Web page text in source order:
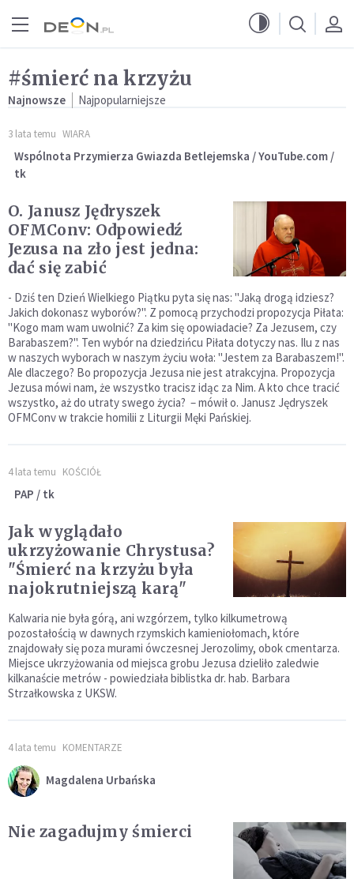
#śmierć na krzyżu
Najnowsze Najpopularniejsze
3 lata temu WIARA
Wspólnota Przymierza Gwiazda Betlejemska / YouTube.com /
tk
O. Janusz Jędryszek
OFMConv: Odpowiedź
Jezusa na zło jest jedna:
dać się zabić
- Dziś ten Dzień Wielkiego Piątku pyta się nas: "Jaką drogą idziesz?
Jakich dokonasz wyborów?". Z pomocą przychodzi propozycja Piłata:
"Kogo mam wam uwolnić? Za kim się opowiadacie? Za Jezusem, czy
Barabaszem?". Ten wybór na dziedzińcu Piłata dotyczy nas. Ilu z nas
w naszych wyborach w naszym życiu woła: "Jestem za Barabaszem!".
Ale dlaczego? Bo propozycja Jezusa nie jest atrakcyjna. Propozycja
Jezusa mówi nam, że wszystko tracisz idąc za Nim. A kto chce tracić
wszystko, aż do utraty swego życia? – mówił o. Janusz Jędryszek
OFMConv w trakcie homilii z Liturgii Męki Pańskiej.
4 lata temu KOŚCIÓŁ
PAP / tk
Jak wyglądało
ukrzyżowanie Chrystusa?
"Śmierć na krzyżu była
najokrutniejszą karą"
Kalwaria nie była górą, ani wzgórzem, tylko kilkumetrową
pozostałością w dawnych rzymskich kamieniołomach, które
znajdowały się poza murami ówczesnej Jerozolimy, obok cmentarza.
Miejsce ukrzyżowania od miejsca grobu Jezusa dzieliło zaledwie
kilkanaście metrów - powiedziała biblistka dr. hab. Barbara
Strzałkowska z UKSW.
4 lata temu KOMENTARZE
Magdalena Urbańska
Nie zagadujmy śmierci